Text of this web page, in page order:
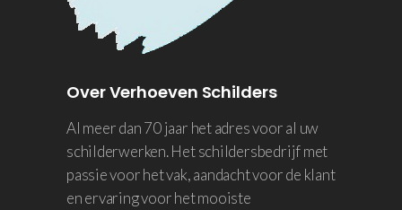
Over Verhoeven Schilders
Al meer dan 70 jaar het adres voor al uw
schilderwerken. Het schildersbedrijf met
passie voor het vak, aandacht voor de klant
en ervaring voor het mooiste